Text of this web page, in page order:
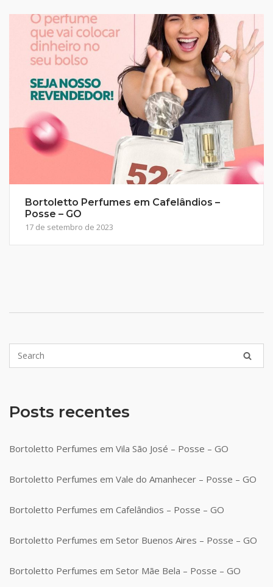
Bortoletto Perfumes em Cafelândios –
Posse – GO
17 de setembro de 2023
Posts recentes
Bortoletto Perfumes em Vila São José – Posse – GO
Bortoletto Perfumes em Vale do Amanhecer – Posse – GO
Bortoletto Perfumes em Cafelândios – Posse – GO
Bortoletto Perfumes em Setor Buenos Aires – Posse – GO
Bortoletto Perfumes em Setor Mãe Bela – Posse – GO